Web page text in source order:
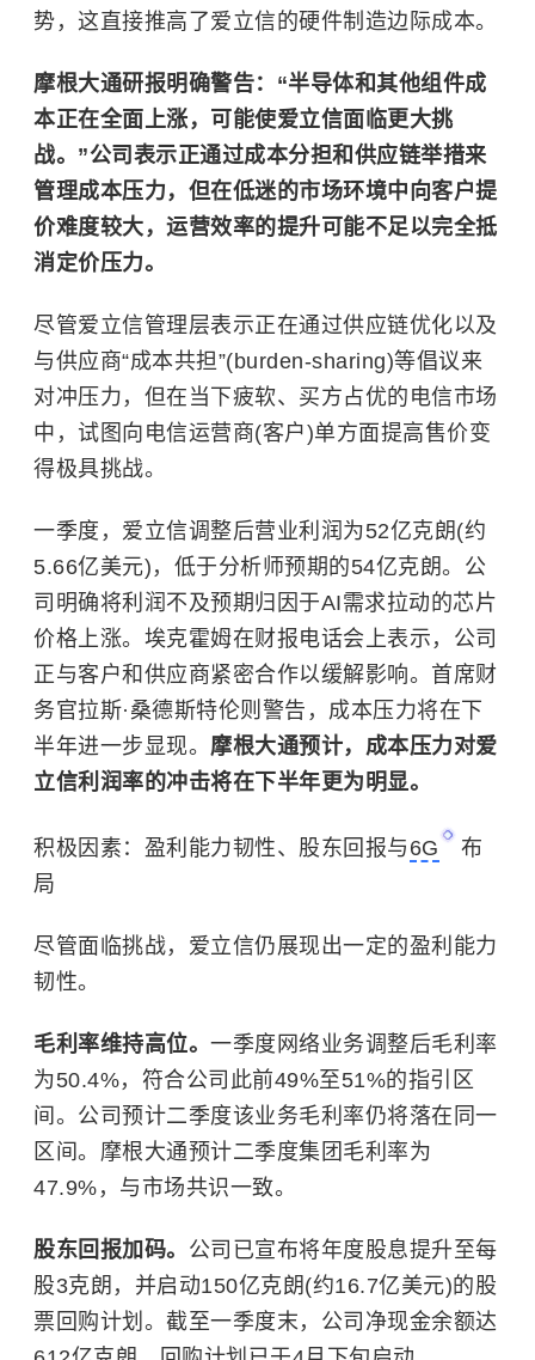
势，这直接推高了爱立信的硬件制造边际成本。
摩根大通研报明确警告：“半导体和其他组件成
本正在全面上涨，可能使爱立信面临更大挑
战。”公司表示正通过成本分担和供应链举措来
管理成本压力，但在低迷的市场环境中向客户提
价难度较大，运营效率的提升可能不足以完全抵
消定价压力。
尽管爱立信管理层表示正在通过供应链优化以及
与供应商“成本共担”(burden-sharing)等倡议来
对冲压力，但在当下疲软、买方占优的电信市场
中，试图向电信运营商(客户)单方面提高售价变
得极具挑战。
一季度，爱立信调整后营业利润为52亿克朗(约
5.66亿美元)，低于分析师预期的54亿克朗。公
司明确将利润不及预期归因于AI需求拉动的芯片
价格上涨。埃克霍姆在财报电话会上表示，公司
正与客户和供应商紧密合作以缓解影响。首席财
务官拉斯·桑德斯特伦则警告，成本压力将在下
半年进一步显现。 摩根大通预计，成本压力对爱
立信利润率的冲击将在下半年更为明显。
积极因素：盈利能力韧性、股东回报与 6G
布
局
尽管面临挑战，爱立信仍展现出一定的盈利能力
韧性。
毛利率维持高位。 一季度网络业务调整后毛利率
为50.4%，符合公司此前49%至51%的指引区
间。公司预计二季度该业务毛利率仍将落在同一
区间。摩根大通预计二季度集团毛利率为
47.9%，与市场共识一致。
股东回报加码。 公司已宣布将年度股息提升至每
股3克朗，并启动150亿克朗(约16.7亿美元)的股
票回购计划。截至一季度末，公司净现金余额达